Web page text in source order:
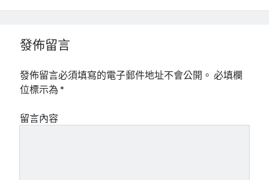
發佈留言
發佈留言必須填寫的電子郵件地址不會公開。 必填欄
位標示為*
留言內容